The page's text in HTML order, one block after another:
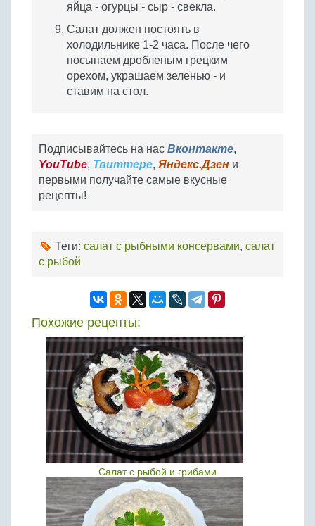
яйца - огурцы - сыр - свекла.
Салат должен постоять в
холодильнике 1-2 часа. После чего
посыпаем дробленым грецким
орехом, украшаем зеленью - и
ставим на стол.
Подписывайтесь на нас Вконтакте,
YouTube, Твиттере, Яндекс.Дзен и
первыми получайте самые вкусные
рецепты!
Теги: салат с рыбными консервами, салат
с рыбой
Похожие рецепты:
Салат с рыбой и грибами